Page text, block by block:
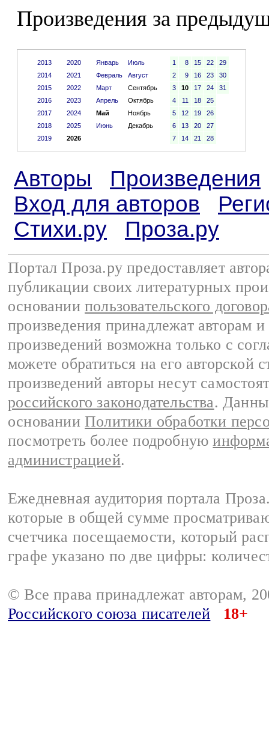
Произведения за
2013
2014
2015
2016
2017
2018
2019
2020
2021
2022
2023
2024
2025
2026
Январь
Июль
Февраль
Август
Март
Сентябрь
Апрель
Октябрь
Май
Ноябрь
Июнь
Декабрь
1 8 15 22
29
2
9 16 23
30
3
10 17 24
31
4
11 18
25
5
12 19
26
6
13 20
27
7
14 21 28
Авторы
Произведения
Вход для авторов
Стихи.ру
Проза.ру
Портал Проза.ру предоставляет
публикации своих литературных
основании пользовательского
произведения принадлежат авторам
произведений возможна только с
можете обратиться на его авторской
произведений авторы несут
российского законодательства.
основании Политики обработки
посмотреть более подробную
администрацией.
Ежедневная аудитория портала
которые в общей сумме
счетчика посещаемости, который
графе указано по две цифры:
© Все права принадлежат авторам,
Российского союза писателей
18+